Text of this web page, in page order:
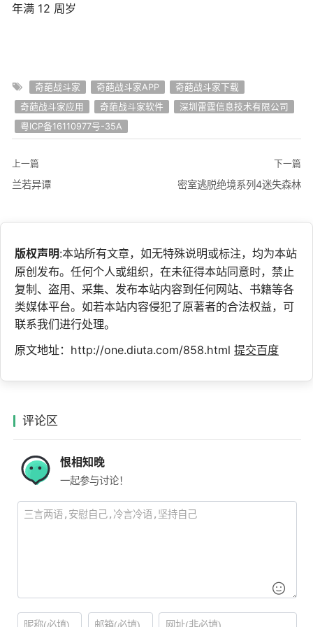
年满 12 周岁
奇葩战斗家 奇葩战斗家APP
奇葩战斗家下载
奇葩战斗家应用
奇葩战斗家软件
深圳雷霆信息技术有限公司
粤ICP备16110977号-35A
上一篇
兰若异谭
下一篇
密室逃脱绝境系列4迷失森林
版权声明:本站所有文章，如无特殊说明或标注，均为本站
原创发布。任何个人或组织，在未征得本站同意时，禁止
复制、盗用、采集、发布本站内容到任何网站、书籍等各
类媒体平台。如若本站内容侵犯了原著者的合法权益，可
联系我们进行处理。
原文地址：http://one.diuta.com/858.html 提交百度
评论区
恨相知晚
一起参与讨论！